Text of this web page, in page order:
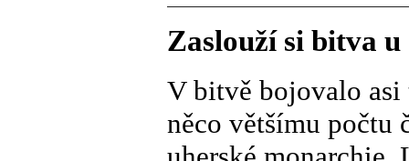
Zaslouží si bitva
V bitvě bojovalo
něco většímu počtu